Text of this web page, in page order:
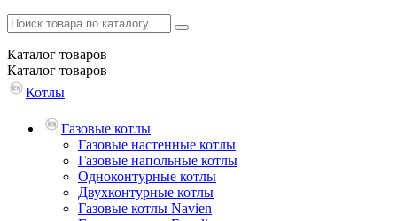
Каталог товаров
Каталог товаров
Котлы
Газовые котлы
Газовые настенные котлы
Газовые напольные котлы
Одноконтурные котлы
Двухконтурные котлы
Газовые котлы Navien